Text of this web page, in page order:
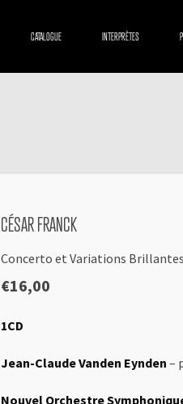
CATALOGUE INTERPRÈTES
CÉSAR FRANCK
Concerto et Variations
€16,00
1CD
Jean-Claude Vanden Eynden –
Nouvel Orchestre